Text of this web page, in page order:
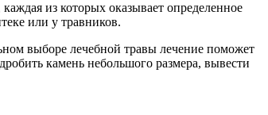
из которых оказывает определенное
или у травников.
выборе лечебной травы лечение поможет
камень небольшого размера, вывести